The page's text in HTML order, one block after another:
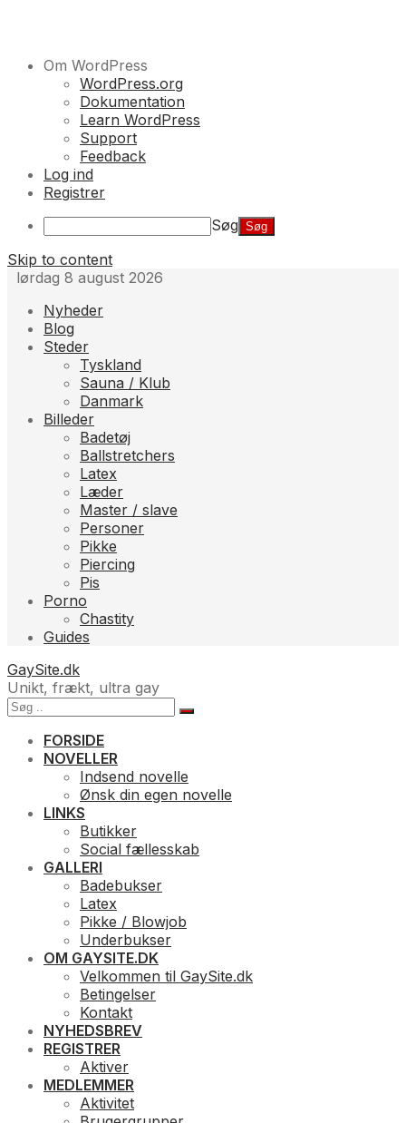
Om WordPress
WordPress.org
Dokumentation
Learn WordPress
Support
Feedback
Log ind
Registrer
Søg
Skip to content
lørdag 8 august 2026
Nyheder
Blog
Steder
Tyskland
Sauna / Klub
Danmark
Billeder
Badetøj
Ballstretchers
Latex
Læder
Master / slave
Personer
Pikke
Piercing
Pis
Porno
Chastity
Guides
GaySite.dk
Unikt, frækt, ultra gay
FORSIDE
NOVELLER
Indsend novelle
Ønsk din egen novelle
LINKS
Butikker
Social fællesskab
GALLERI
Badebukser
Latex
Pikke / Blowjob
Underbukser
OM GAYSITE.DK
Velkommen til GaySite.dk
Betingelser
Kontakt
NYHEDSBREV
REGISTRER
Aktiver
MEDLEMMER
Aktivitet